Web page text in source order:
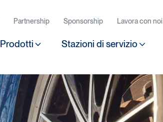
Prodotti Stazioni di servizio
Partnership Sponsorship Lavora con noi